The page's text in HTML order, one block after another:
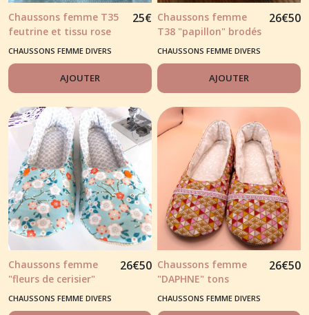
Chaussons femme T35
feutrine et tissu rose
"rosace brodée dessus
de pieds.
25€
CHAUSSONS FEMME DIVERS
AJOUTER
Chaussons femme
T38 "papillon" brodés
26€50
CHAUSSONS FEMME DIVERS
AJOUTER
Chaussons femme
"fleurs de cerisier"
tons bleu clair et
notes orange
26€50
CHAUSSONS FEMME DIVERS
Chaussons femme
"DAPHNE" tons
rouge/rose/jaune
26€50
CHAUSSONS FEMME DIVERS